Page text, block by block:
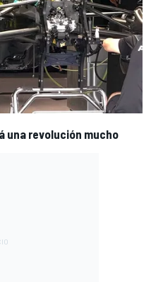
una revolución mucho